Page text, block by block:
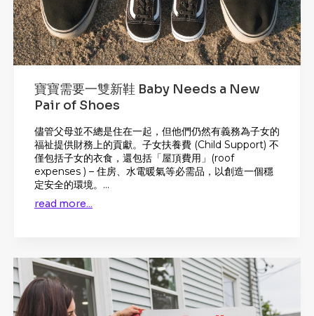
寶寶需要一雙新鞋 Baby Needs a New
Pair of Shoes
儘管父母並不總是住在一起，但他們仍然有義務為子女的
福祉提供財務上的貢獻。子女扶養費 (Child Support) 不
僅包括子女的衣食，還包括「屋頂費用」(roof
expenses ) – 住房、水電暖氣等必需品，以創造一個穩
定安全的環境。...
read more...